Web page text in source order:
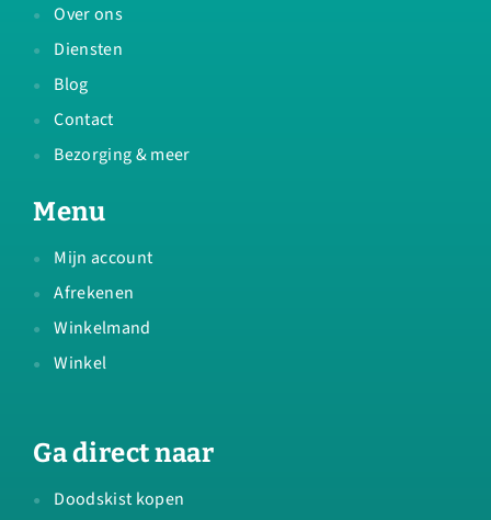
Over ons
Diensten
Blog
Contact
Bezorging & meer
Menu
Mijn account
Afrekenen
Winkelmand
Winkel
Ga direct naar
Doodskist kopen